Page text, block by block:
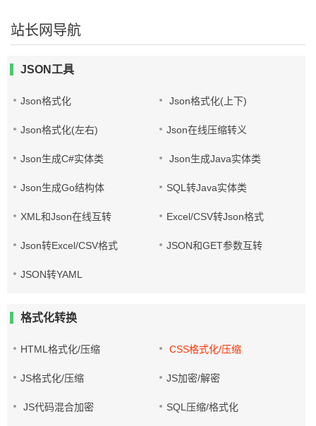
站长网导航
JSON工具
Json格式化 Json格式化(上下)
Json格式化(左右) Json在线压缩转义
Json生成C#实体类 Json生成Java实体类
Json生成Go结构体 SQL转Java实体类
XML和Json在线互转 Excel/CSV转Json格式
Json转Excel/CSV格式 JSON和GET参数互转
JSON转YAML
格式化转换
HTML格式化/压缩 CSS格式化/压缩
JS格式化/压缩 JS加密/解密
JS代码混合加密 SQL压缩/格式化